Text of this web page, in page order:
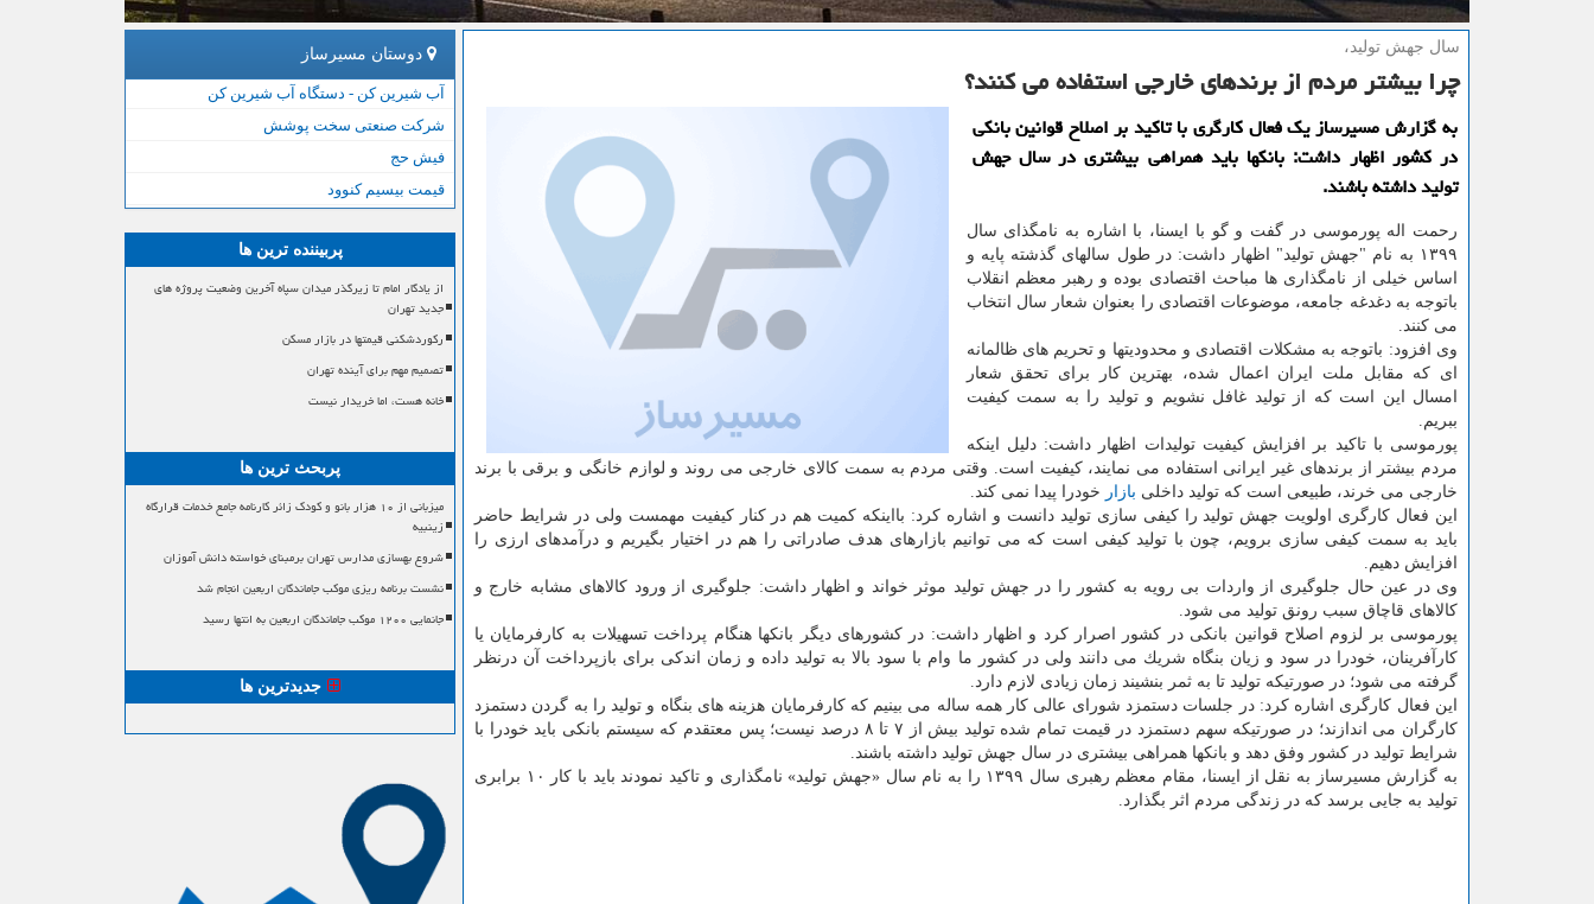
سال جهش تولید،
چرا بیشتر مردم از برندهای خارجی استفاده می كنند؟
به گزارش مسیرساز یك فعال كارگری با تاكید بر اصلاح قوانین بانكی
در كشور اظهار داشت: بانكها باید همراهی بیشتری در سال جهش
تولید داشته باشند.
رحمت اله پورموسی در گفت و گو با ایسنا، با اشاره به نامگذای سال
۱۳۹۹ به نام "جهش تولید" اظهار داشت: در طول سالهای گذشته پایه و
اساس خیلی از نامگذاری ها مباحث اقتصادی بوده و رهبر معظم انقلاب
باتوجه به دغدغه جامعه، موضوعات اقتصادی را بعنوان شعار سال انتخاب
می كنند.
وی افزود: باتوجه به مشكلات اقتصادی و محدودیتها و تحریم های ظالمانه
ای كه مقابل ملت ایران اعمال شده، بهترین كار برای تحقق شعار
امسال این است كه از تولید غافل نشویم و تولید را به سمت كیفیت
ببریم.
پورموسی با تاكید بر افزایش كیفیت تولیدات اظهار داشت: دلیل اینكه
مردم بیشتر از برندهای غیر ایرانی استفاده می نمایند، كیفیت است. وقتی مردم به سمت كالای خارجی می روند و لوازم خانگی و برقی با برند
خارجی می خرند، طبیعی است كه تولید داخلی بازار خودرا پیدا نمی كند.
این فعال كارگری اولویت جهش تولید را كیفی سازی تولید دانست و اشاره كرد: بااینكه كمیت هم در كنار كیفیت مهمست ولی در شرایط حاضر
باید به سمت كیفی سازی برویم، چون با تولید كیفی است كه می توانیم بازارهای هدف صادراتی را هم در اختیار بگیریم و درآمدهای ارزی را
افزایش دهیم.
وی در عین حال جلوگیری از واردات بی رویه به كشور را در جهش تولید موثر خواند و اظهار داشت: جلوگیری از ورود كالاهای مشابه خارج و
كالاهای قاچاق سبب رونق تولید می شود.
پورموسی بر لزوم اصلاح قوانین بانكی در كشور اصرار كرد و اظهار داشت: در كشورهای دیگر بانكها هنگام پرداخت تسهیلات به كارفرمایان یا
كارآفرینان، خودرا در سود و زیان بنگاه شریك می دانند ولی در كشور ما وام با سود بالا به تولید داده و زمان اندكی برای بازپرداخت آن درنظر
گرفته می شود؛ در صورتیكه تولید تا به ثمر بنشیند زمان زیادی لازم دارد.
این فعال كارگری اشاره كرد: در جلسات دستمزد شورای عالی كار همه ساله می بینیم كه كارفرمایان هزینه های بنگاه و تولید را به گردن دستمزد
كارگران می اندازند؛ در صورتیكه سهم دستمزد در قیمت تمام شده تولید بیش از ۷ تا ۸ درصد نیست؛ پس معتقدم كه سیستم بانكی باید خودرا با
شرایط تولید در كشور وفق دهد و بانكها همراهی بیشتری در سال جهش تولید داشته باشند.
به گزارش مسیرساز به نقل از ایسنا، مقام معظم رهبری سال ۱۳۹۹ را به نام سال «جهش تولید» نامگذاری و تاكید نمودند باید با كار ۱۰ برابری
تولید به جایی برسد كه در زندگی مردم اثر بگذارد.
دوستان مسیرساز
آب شیرین کن - دستگاه آب شیرین کن
شرکت صنعتی سخت پوشش
فیش حج
قیمت بیسیم کنوود
پربیننده ترین ها
از یادگار امام تا زیرگذر میدان سپاه آخرین وضعیت پروژه های
جدید تهران
رکوردشکنی قیمتها در بازار مسکن
تصمیم مهم برای آینده تهران
خانه هست، اما خریدار نیست
پربحث ترین ها
میزبانی از ۱۰ هزار بانو و کودک زائر کارنامه جامع خدمات قرارگاه
زینبیه
شروع بهسازی مدارس تهران برمبنای خواسته دانش آموزان
نشست برنامه ریزی موکب جاماندگان اربعین انجام شد
جانمایی ۱۲۰۰ موکب جاماندگان اربعین به انتها رسید
جدیدترین ها